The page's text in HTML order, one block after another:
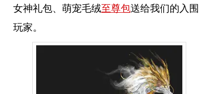
女神礼包、萌宠毛绒至尊包送给我们的入围
玩家。